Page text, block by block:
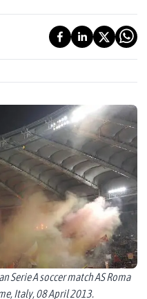
Serie A soccer match AS Roma
Italy, 08 April 2013.